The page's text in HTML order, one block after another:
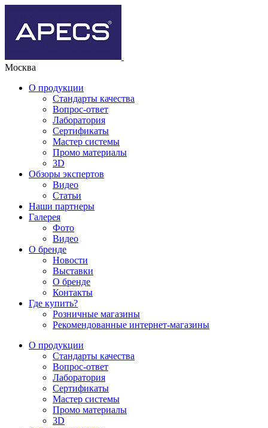
Москва
О продукции
Стандарты качества
Вопрос-ответ
Лаборатория
Сертификаты
Мастер системы
Промо материалы
3D
Обзоры экспертов
Видео
Статьи
Наши партнеры
Галерея
Фото
Видео
О бренде
Новости
Выставки
О бренде
Контакты
Где купить?
Розничные магазины
Рекомендованные интернет-магазины
О продукции
Стандарты качества
Вопрос-ответ
Лаборатория
Сертификаты
Мастер системы
Промо материалы
3D